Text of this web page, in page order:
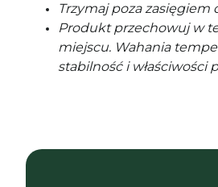
Trzymaj poza zasięgiem
Produkt przechowuj w
miejscu. Wahania
stabilność i właściwości